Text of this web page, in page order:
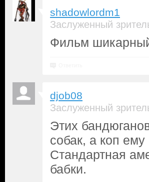
shadowlordm1
Заслуженный
Фильм
djob08
Заслуженный
Этих
собак, а коп
Стандартная
бабки.